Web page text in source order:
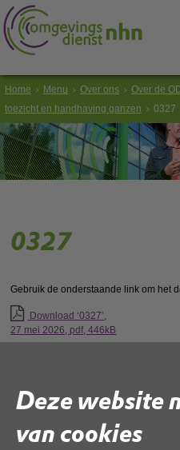
Deze website
van cookies
Home Menu Over ons Over de
toezicht en handhaving ganzen
0327
0327
Gebruik de onderstaande link om het
Download ‘0327’,
27 mei 2026, pdf, 446kB